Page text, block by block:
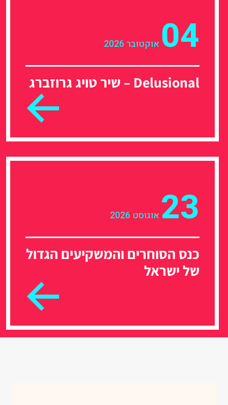
04 אוקטובר 2026
Delusional – שיר טויג גרוזברג
23 אוגוסט 2026
כנס הסוחרים והמשקיעים הגדול
של ישראל